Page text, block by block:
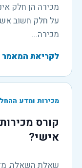
מכירה הן חלק
על חלק חשוב
מכירה...
לקריאת המאמר
מכירות ומדע
קורס
אישי?
שאלת השאלה,